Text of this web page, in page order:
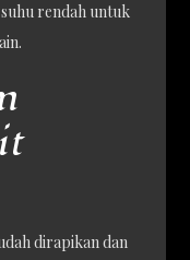
rendah untuk
dirapikan dan